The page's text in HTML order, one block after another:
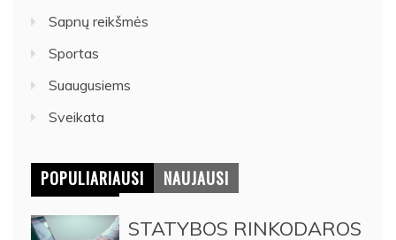
Sapnų reikšmės
Sportas
Suaugusiems
Sveikata
POPULIARIAUSI NAUJAUSI
STATYBOS RINKODAROS